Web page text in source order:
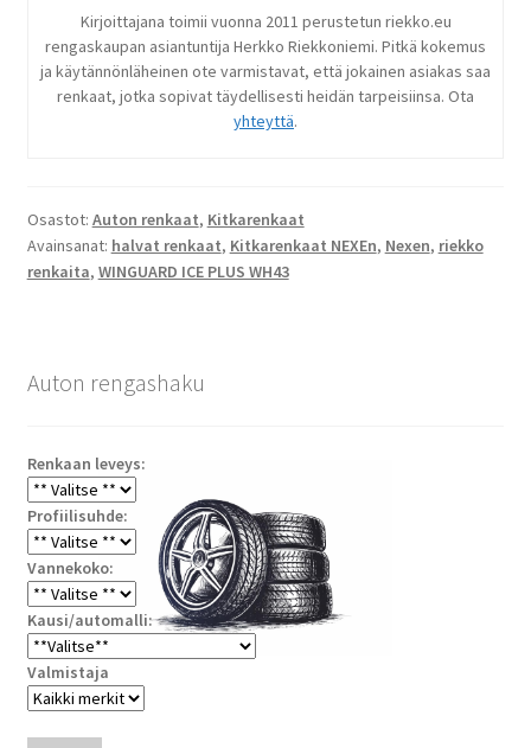
Kirjoittajana toimii vuonna 2011 perustetun riekko.eu
rengaskaupan asiantuntija Herkko Riekkoniemi. Pitkä kokemus
ja käytännönläheinen ote varmistavat, että jokainen asiakas saa
renkaat, jotka sopivat täydellisesti heidän tarpeisiinsa. Ota
yhteyttä.
Osastot: Auton renkaat, Kitkarenkaat
Avainsanat: halvat renkaat, Kitkarenkaat NEXEn, Nexen, riekko
renkaita, WINGUARD ICE PLUS WH43
Auton rengashaku
Renkaan leveys:
Profiilisuhde:
Vannekoko:
Kausi/automalli:
Valmistaja